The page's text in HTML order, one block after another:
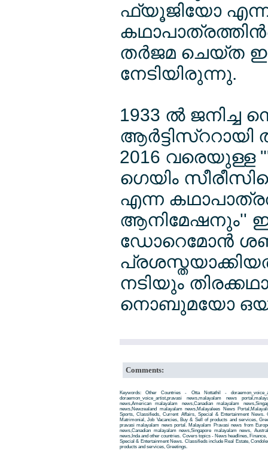
ഫ്യൂജിയോ
തര്‍ജമ ചെയ്ത
നേടിയിരുന്നു.
1933 ല്‍ ജനിച്ച
ആര്‍ട്ടിസ്ററായി
2016 വരെയുള്ള
ഗെയിം
എന്ന
ആനിമേഷനും''
ഡോറെമോന്‍
നടിയും
നൊബുമയോ
Comments:
Keywords: Other Countries - Otta Nottathil -
doraemon_voice_artist,pravasi news,malayalam news
news,American malayalam news,Canadian malayalam
news,Newzealand malayalam news,Malayalees News
Sports, Classifieds, Current Affairs, Special & Entertainment News.
Matrimonial, Job Vacancies, Buy & Sell of products and services,
pravasi malayalam news portal. Malayalam Pravasi news from
news,Canadian malayalam news,Singapore malayalam news,
news,Inda and other countries. Covers topics - News headlines,
Special & Entertainment News. Classifieds include Real Estate,
products and services, Greetings.